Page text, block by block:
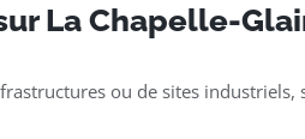
La Chapelle-
ou de sites